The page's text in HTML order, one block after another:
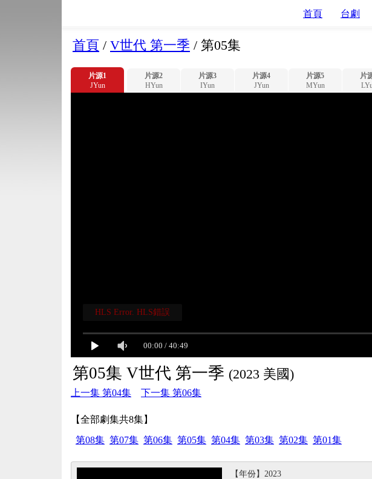
首頁 台劇
首頁 / V世代 第一季 / 第05集
片源1
JYun
片源2
HYun
片源3
IYun
片源4
JYun
片源5
MYun
片
00:00 / 40:49
HLS Error. HLS錯誤
第05集 V世代 第一季 (2023 美國)
上一集 第04集 下一集 第06集
【全部劇集共8集】
第08集 第07集 第06集 第05集 第04集 第03集 第02集 第01集
【年份】2023